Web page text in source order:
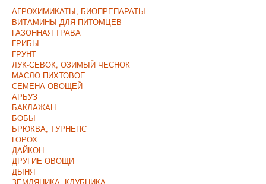
Главная
Каталог
Оплата и Доставка
Контакты
О компании
Прайс/Поступления
Скидки
АГРОХИМИКАТЫ, БИОПРЕПАРАТЫ
ВИТАМИНЫ ДЛЯ ПИТОМЦЕВ
ГАЗОННАЯ ТРАВА
ГРИБЫ
ГРУНТ
ЛУК-СЕВОК, ОЗИМЫЙ ЧЕСНОК
МАСЛО ПИХТОВОЕ
СЕМЕНА ОВОЩЕЙ
АРБУЗ
БАКЛАЖАН
БОБЫ
БРЮКВА, ТУРНЕПС
ГОРОХ
ДАЙКОН
ДРУГИЕ ОВОЩИ
ДЫНЯ